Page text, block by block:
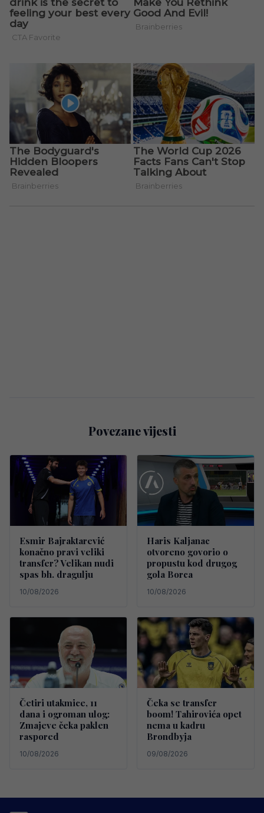
Povezane vijesti
Esmir Bajraktarević
konačno pravi veliki
transfer? Velikan nudi
spas bh. dragulju
10/08/2026
Haris Kaljanac
otvoreno govorio o
propustu kod drugog
gola Borca
10/08/2026
Četiri utakmice, 11
dana i ogroman ulog:
Zmajeve čeka paklen
raspored
10/08/2026
Čeka se transfer
boom! Tahirovića opet
nema u kadru
Brondbyja
09/08/2026